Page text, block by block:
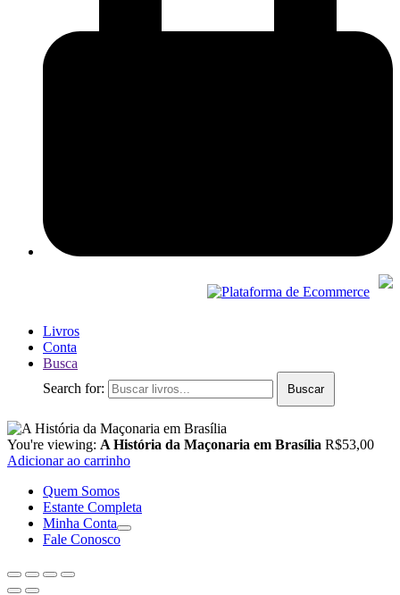
Livros
Conta
Busca
Search for:
Buscar
You're viewing: A História da Maçonaria em Brasília R$53,00
Adicionar ao carrinho
Quem Somos
Estante Completa
Minha Conta
Fale Conosco